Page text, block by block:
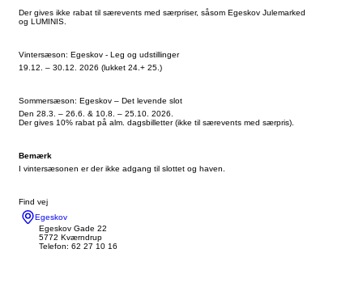
Der gives ikke rabat til særevents med særpriser, såsom Egeskov Julemarked
og LUMINIS.
Vintersæson: Egeskov - Leg og udstillinger
19.12. – 30.12. 2026 (lukket 24.+ 25.)
Sommersæson: Egeskov – Det levende slot
Den 28.3. – 26.6. & 10.8. – 25.10. 2026.
Der gives 10% rabat på alm. dagsbilletter (ikke til særevents med særpris).
Bemærk
I vintersæsonen er der ikke adgang til slottet og haven.
Find vej
Egeskov
Egeskov Gade 22
5772 Kværndrup
Telefon: 62 27 10 16